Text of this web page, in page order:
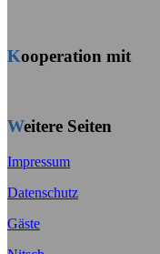
Kooperation mit
Weitere Seiten
Impressum
Datenschutz
Gäste